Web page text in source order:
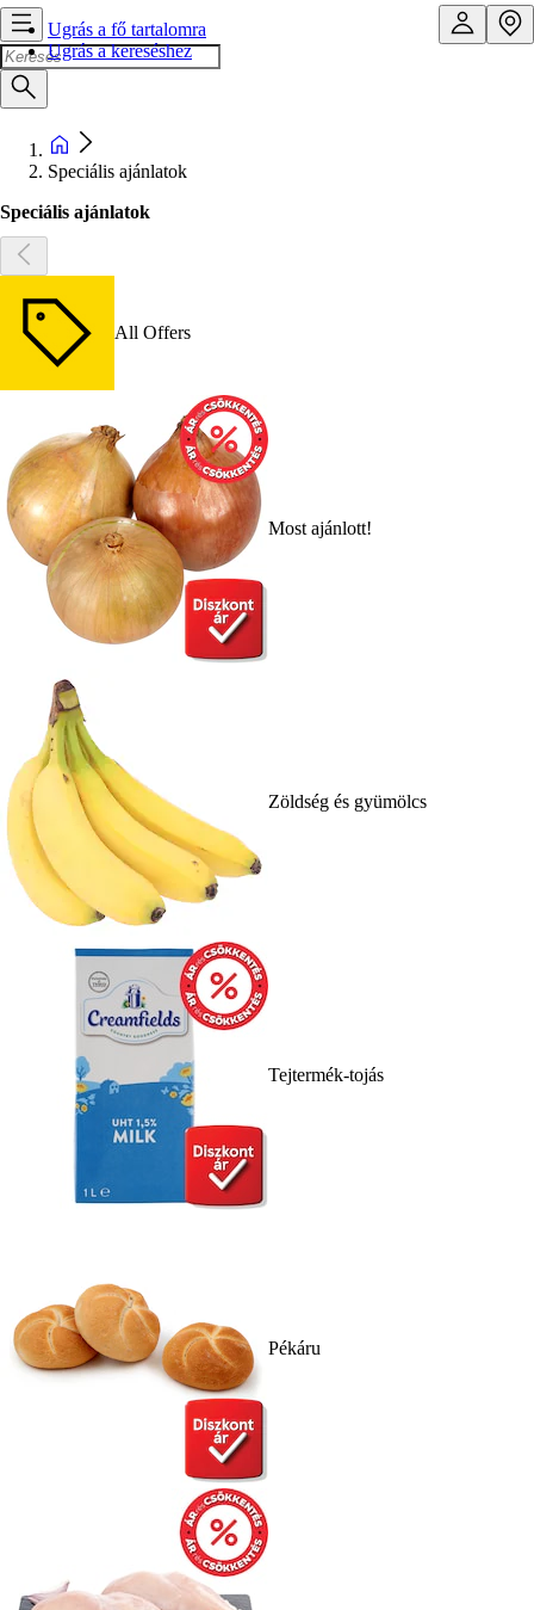
Ugrás a fő tartalomra
Ugrás a kereséshez
Speciális ajánlatok
Speciális ajánlatok
All Offers
Most ajánlott!
Zöldség és gyümölcs
Tejtermék-tojás
Pékáru